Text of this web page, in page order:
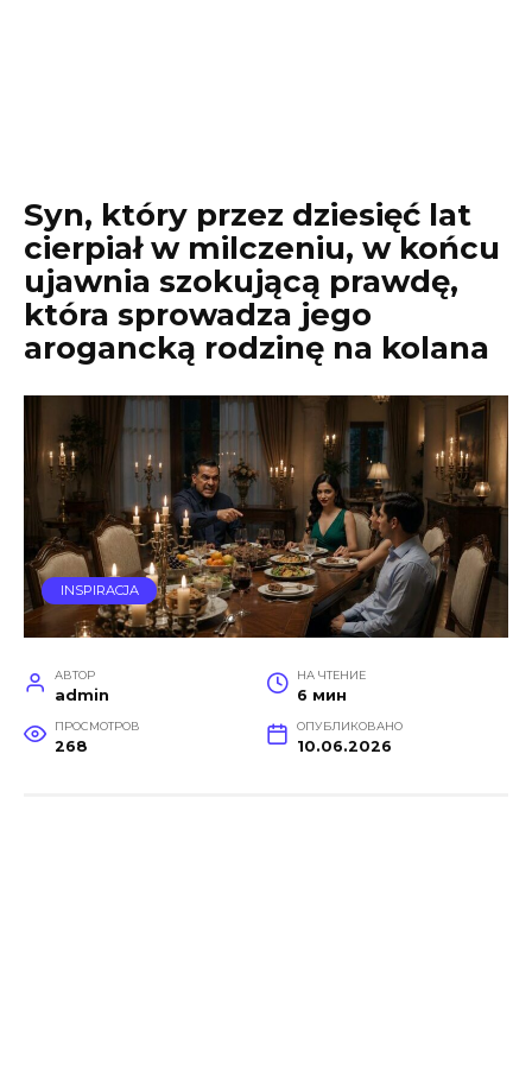
Syn, który przez dziesięć lat
cierpiał w milczeniu, w końcu
ujawnia szokującą prawdę,
która sprowadza jego
arogancką rodzinę na kolana
INSPIRACJA
АВТОР
admin
НА ЧТЕНИЕ
6 мин
ПРОСМОТРОВ
268
ОПУБЛИКОВАНО
10.06.2026